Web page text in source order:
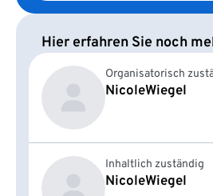
Hier erfahren Sie noch
Organisatorisch
NicoleWiegel
Inhaltlich zuständig
NicoleWiegel